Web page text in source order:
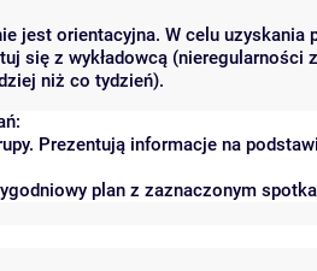
jest orientacyjna. W celu
się z wykładowcą (nieregularności
niż co tydzień).
Prezentują informacje na
plan z zaznaczonym